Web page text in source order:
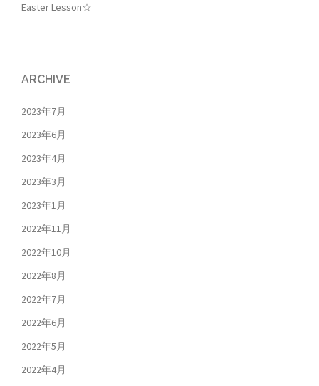
Easter Lesson☆
ARCHIVE
2023年7月
2023年6月
2023年4月
2023年3月
2023年1月
2022年11月
2022年10月
2022年8月
2022年7月
2022年6月
2022年5月
2022年4月